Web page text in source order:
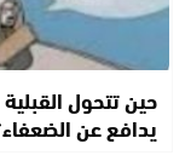
حين تتحول
يدافع عن